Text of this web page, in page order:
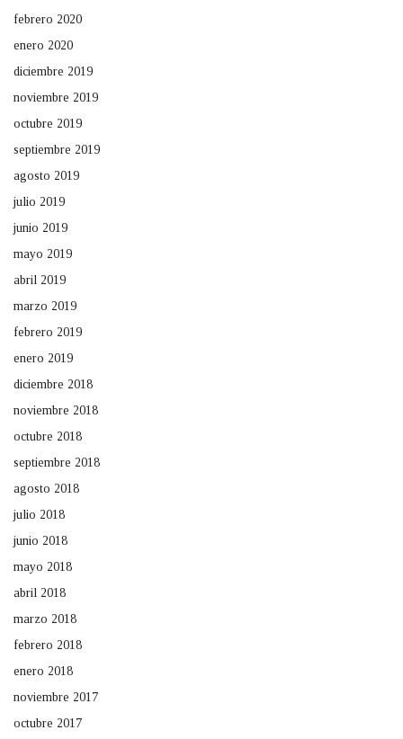
febrero 2020
enero 2020
diciembre 2019
noviembre 2019
octubre 2019
septiembre 2019
agosto 2019
julio 2019
junio 2019
mayo 2019
abril 2019
marzo 2019
febrero 2019
enero 2019
diciembre 2018
noviembre 2018
octubre 2018
septiembre 2018
agosto 2018
julio 2018
junio 2018
mayo 2018
abril 2018
marzo 2018
febrero 2018
enero 2018
noviembre 2017
octubre 2017